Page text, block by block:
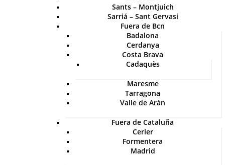
Sants – Montjuich
Sarriá – Sant Gervasi
Fuera de Bcn
Badalona
Cerdanya
Costa Brava
Cadaquès
Maresme
Tarragona
Valle de Arán
Fuera de Cataluña
Cerler
Formentera
Madrid